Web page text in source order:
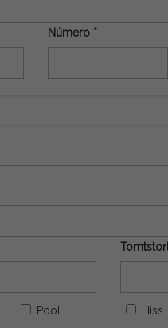
Número *
Pool Hiss